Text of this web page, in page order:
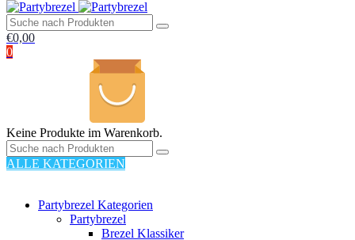
€0,00
0
Keine Produkte im Warenkorb.
ALLE KATEGORIEN
Partybrezel Kategorien
Partybrezel
Brezel Klassiker